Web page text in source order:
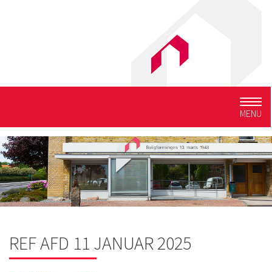
MENU
REF AFD 11 JANUAR 2025